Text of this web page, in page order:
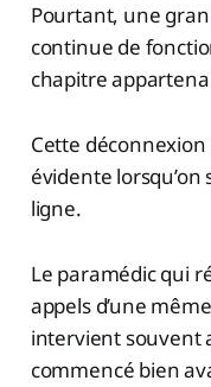
Pourtant, une
continue de
chapitre
Cette
évidente
ligne.
Le paramédic qui
appels d’une
intervient souvent
commencé bien